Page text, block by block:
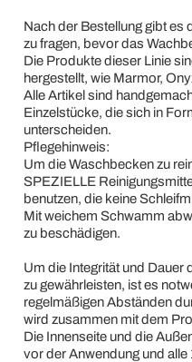
Nach der Bestellung gibt es
zu fragen, bevor das
Die Produkte dieser Linie
hergestellt, wie Marmor,
Alle Artikel sind
Einzelstücke, die sich in
unterscheiden.
Pflegehinweis:
Um die Waschbecken zu
SPEZIELLE
benutzen, die keine
Mit weichem Schwamm
zu beschädigen.
Um die Integrität und Dauer
zu gewährleisten, ist es
regelmäßigen Abständen
wird zusammen mit dem
Die Innenseite und die
vor der Anwendung und alle